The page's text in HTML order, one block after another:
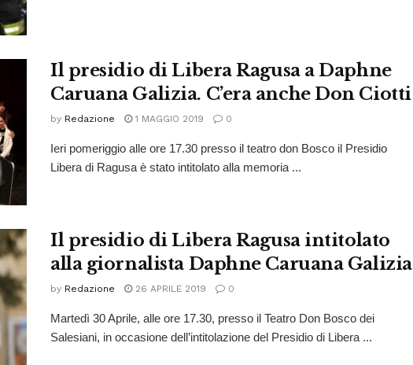
Il presidio di Libera Ragusa a Daphne
Caruana Galizia. C’era anche Don Ciotti
by Redazione 1 MAGGIO 2019 0
Ieri pomeriggio alle ore 17.30 presso il teatro don Bosco il Presidio
Libera di Ragusa è stato intitolato alla memoria ...
Il presidio di Libera Ragusa intitolato
alla giornalista Daphne Caruana Galizia
by Redazione 26 APRILE 2019 0
Martedì 30 Aprile, alle ore 17.30, presso il Teatro Don Bosco dei
Salesiani, in occasione dell’intitolazione del Presidio di Libera ...